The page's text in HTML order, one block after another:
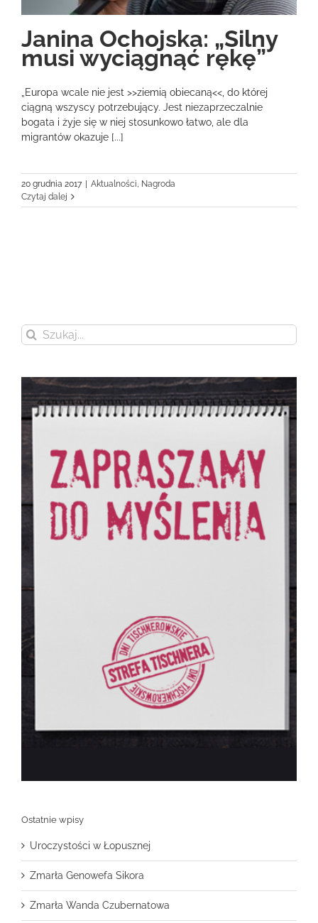
Janina Ochojska: „Silny
musi wyciągnąć rękę”
„Europa wcale nie jest >>ziemią obiecaną<<, do której
ciągną wszyscy potrzebujący. Jest niezaprzeczalnie
bogata i żyje się w niej stosunkowo łatwo, ale dla
migrantów okazuje [...]
20 grudnia 2017 Aktualności, Nagroda
Czytaj dalej
Szukaj
Ostatnie wpisy
Uroczystości w Łopusznej
Zmarła Genowefa Sikora
Zmarła Wanda Czubernatowa